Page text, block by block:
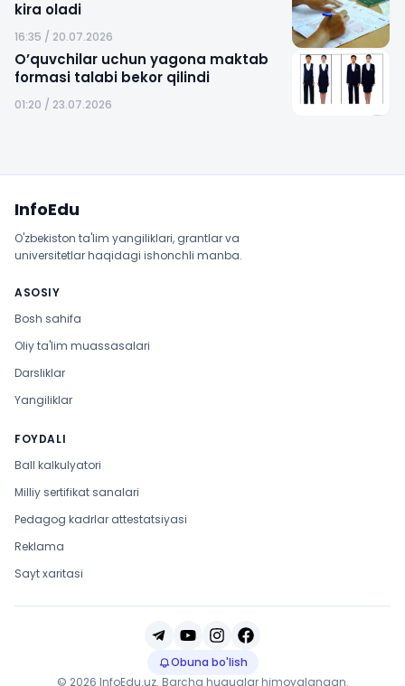
kira oladi
16:35 / 20.07.2026
O’quvchilar uchun yagona maktab
formasi talabi bekor qilindi
01:20 / 23.07.2026
InfoEdu
O'zbekiston ta'lim yangiliklari, grantlar va
universitetlar haqidagi ishonchli manba.
ASOSIY
Bosh sahifa
Oliy ta'lim muassasalari
Darsliklar
Yangiliklar
FOYDALI
Ball kalkulyatori
Milliy sertifikat sanalari
Pedagog kadrlar attestatsiyasi
Reklama
Sayt xaritasi
Obuna bo'lish
© 2026 InfoEdu.uz. Barcha huquqlar himoyalangan.